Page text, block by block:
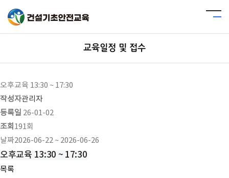
교육일정 및 접수
오후교육 13:30 ~ 17:30
작성자관리자
등록일 26-01-02
조회 191회
날짜2026-06-22 ~ 2026-06-26
오후교육 13:30 ~ 17:30
목록